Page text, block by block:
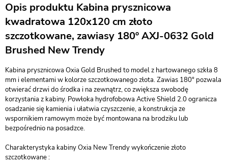
Opis produktu Kabina prysznicowa
kwadratowa 120x120 cm złoto
szczotkowane, zawiasy 180º AXJ-0632 Gold
Brushed New Trendy
Kabina prysznicowa Oxia Gold Brushed to model z hartowanego szkła 8
mm i elementami w kolorze szczotkowanego złota. Zawias 180° pozwala
otwierać drzwi do środka i na zewnątrz, co zwiększa swobodę
korzystania z kabiny. Powłoka hydrofobowa Active Shield 2.0 ogranicza
osadzanie się kamienia i ułatwia czyszczenie, a konstrukcja ze
wspornikiem ramowym może być montowana na brodziku lub
bezpośrednio na posadzce.
Charakterystyka kabiny Oxia New Trendy wykończenie złoto
szczotkowane :